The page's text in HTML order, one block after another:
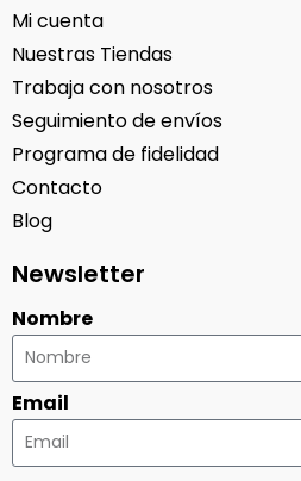
Mi cuenta
Nuestras Tiendas
Trabaja con nosotros
Seguimiento de envíos
Programa de fidelidad
Contacto
Blog
Newsletter
Nombre
Email